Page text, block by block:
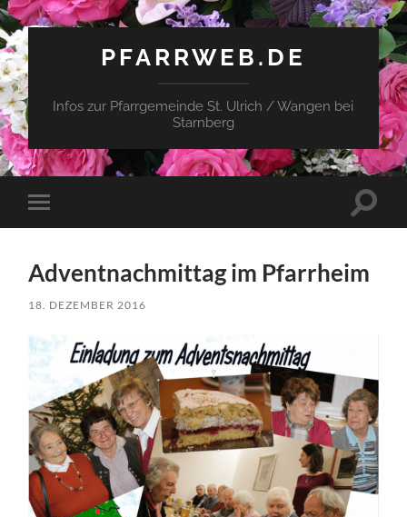
PFARRWEB.DE
Infos zur Pfarrgemeinde St. Ulrich / Wangen bei
Starnberg
Mobile-
Menü
Adventnachmittag im Pfarrheim
18. DEZEMBER 2016